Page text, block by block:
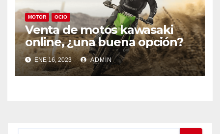
MOTOR OCIO
Venta de motos kawasaki
online, ¿una buena opción?
ENE 16, 2023 ADMIN